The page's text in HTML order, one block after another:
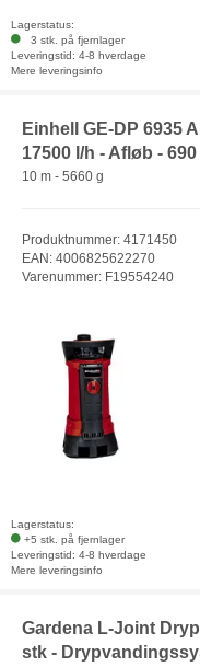
Lagerstatus:
3 stk. på fjernlager
Leveringstid: 4-8 hverdage
Mere leveringsinfo
Einhell GE-DP 6935
17500 l/h - Afløb -
10 m - 5660 g
Produktnummer: 4171450
EAN: 4006825622270
Varenummer: F19554240
Lagerstatus:
+5 stk. på fjernlager
Leveringstid: 4-8 hverdage
Mere leveringsinfo
Gardena L-Joint
stk -